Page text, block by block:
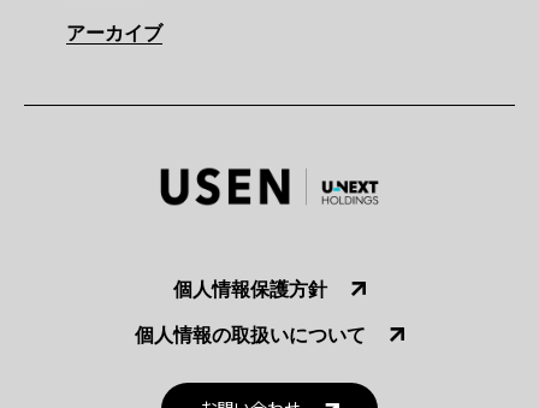
アーカイブ
個人情報保護方針
個人情報の取扱いについて